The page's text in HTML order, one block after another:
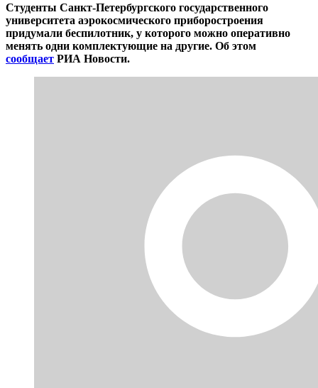
Студенты Санкт-Петербургского государственного
университета аэрокосмического приборостроения
придумали беспилотник, у которого можно оперативно
менять одни комплектующие на другие. Об этом
сообщает РИА Новости.